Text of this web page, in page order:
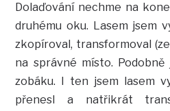
Dolaďování nechme na
druhému oku. Lasem jsem
zkopíroval, transformoval
na správné místo.
zobáku. I ten jsem lasem
přenesl a natřikrát